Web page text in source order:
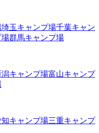
埼玉キャンプ場千葉キャン
場群馬キャンプ場
潟キャンプ場富山キャンプ
キャンプ場三重キャンプ